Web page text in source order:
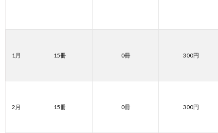
1月 15冊 0冊 300円
2月 15冊 0冊 300円